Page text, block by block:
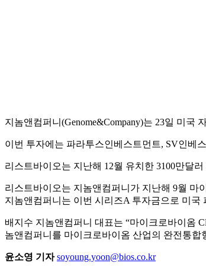
지놈앤컴퍼니(Genome&Company)는 23일 미국
이번 투자에는 파라투스인베스트먼트, SV인베
리스트바이오는 지난해 12월 유치한 3100만달
리스트바이오는 지놈앤컴퍼니가 지난해 9월 마
지놈앤컴퍼니는 이번 시리즈A 투자금으로 미국
배지수 지놈앤컴퍼니 대표는 “마이크로바이옴
놈앤컴퍼니를 마이크로바이옴 산업의 완전통합
윤소영 기자 soyoung.yoon@bios.co.kr